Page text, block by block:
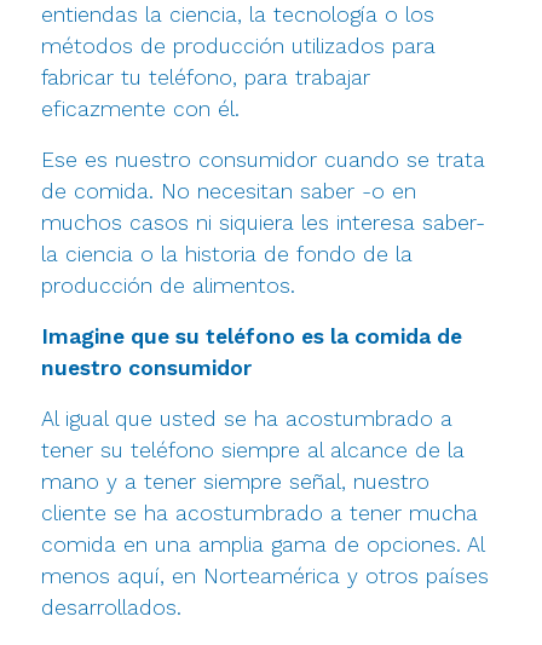
entiendas la ciencia, la tecnología o los
métodos de producción utilizados para
fabricar tu teléfono, para trabajar
eficazmente con él.
Ese es nuestro consumidor cuando se trata
de comida. No necesitan saber -o en
muchos casos ni siquiera les interesa saber-
la ciencia o la historia de fondo de la
producción de alimentos.
Imagine que su teléfono es la comida de
nuestro consumidor
Al igual que usted se ha acostumbrado a
tener su teléfono siempre al alcance de la
mano y a tener siempre señal, nuestro
cliente se ha acostumbrado a tener mucha
comida en una amplia gama de opciones. Al
menos aquí, en Norteamérica y otros países
desarrollados.